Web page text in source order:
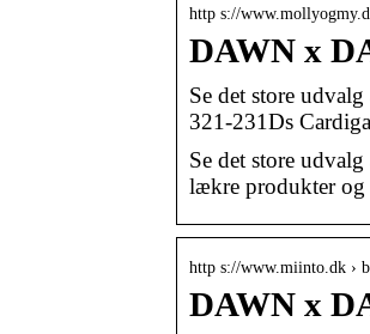
http s://
DAWN x
Se det store
321-231Ds
Se det store
lækre produkter
http s://www.miinto.dk ›
DAWN x